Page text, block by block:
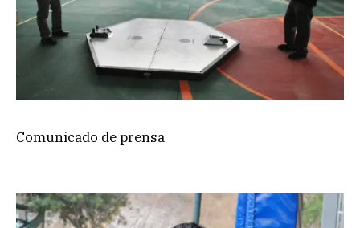
Comunicado de prensa